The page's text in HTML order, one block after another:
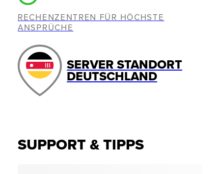
RECHENZENTREN FÜR HÖCHSTE
ANSPRÜCHE
SERVER STANDORT
DEUTSCHLAND
SUPPORT & TIPPS